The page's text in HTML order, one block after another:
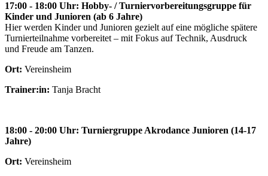
17:00 - 18:00 Uhr: Hobby- / Turniervorbereitungsgruppe für
Kinder und Junioren (ab 6 Jahre)
Hier werden Kinder und Junioren gezielt auf eine mögliche spätere
Turnierteilnahme vorbereitet – mit Fokus auf Technik, Ausdruck
und Freude am Tanzen.
Ort: Vereinsheim
Trainer:in: Tanja Bracht
18:00 - 20:00 Uhr: Turniergruppe Akrodance Junioren (14-17
Jahre)
Ort: Vereinsheim